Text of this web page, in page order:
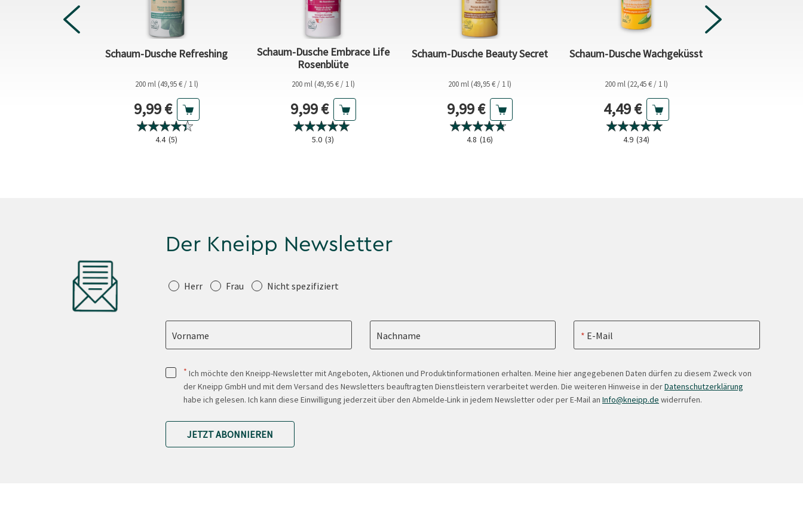
Schaum-Dusche Refreshing
200 ml (49,95 € / 1 l)
Aktueller Preis
9,99 €
4.4 (5)
Schaum-Dusche Embrace Life
Rosenblüte
200 ml (49,95 € / 1 l)
Aktueller Preis
9,99 €
5.0 (3)
Schaum-Dusche Beauty Secret
200 ml (49,95 € / 1 l)
Aktueller Preis
9,99 €
4.8 (16)
Schaum-Dusche Wachgeküsst
200 ml (22,45 € / 1 l)
Aktueller Preis
4,49 €
4.9 (34)
Der Kneipp Newsletter
Anrede
Herr Frau Nicht spezifiziert
Vorname Nachname E-Mail
* Ich möchte den Kneipp-Newsletter mit Angeboten, Aktionen und Produktinformationen erhalten. Meine hier angegebenen Daten dürfen zu diesem Zweck von
der Kneipp GmbH und mit dem Versand des Newsletters beauftragten Dienstleistern verarbeitet werden. Die weiteren Hinweise in derDatenschutzerklärung
habe ich gelesen. Ich kann diese Einwilligung jederzeit über den Abmelde-Link in jedem Newsletter oder per E-Mail an Info@kneipp.de widerrufen.
JETZT ABONNIEREN